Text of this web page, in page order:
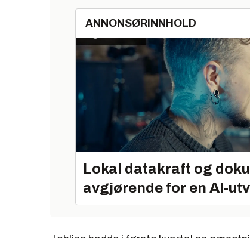
ANNONSØRINNHOLD
Lokal datakraft og
avgjørende for en AI-